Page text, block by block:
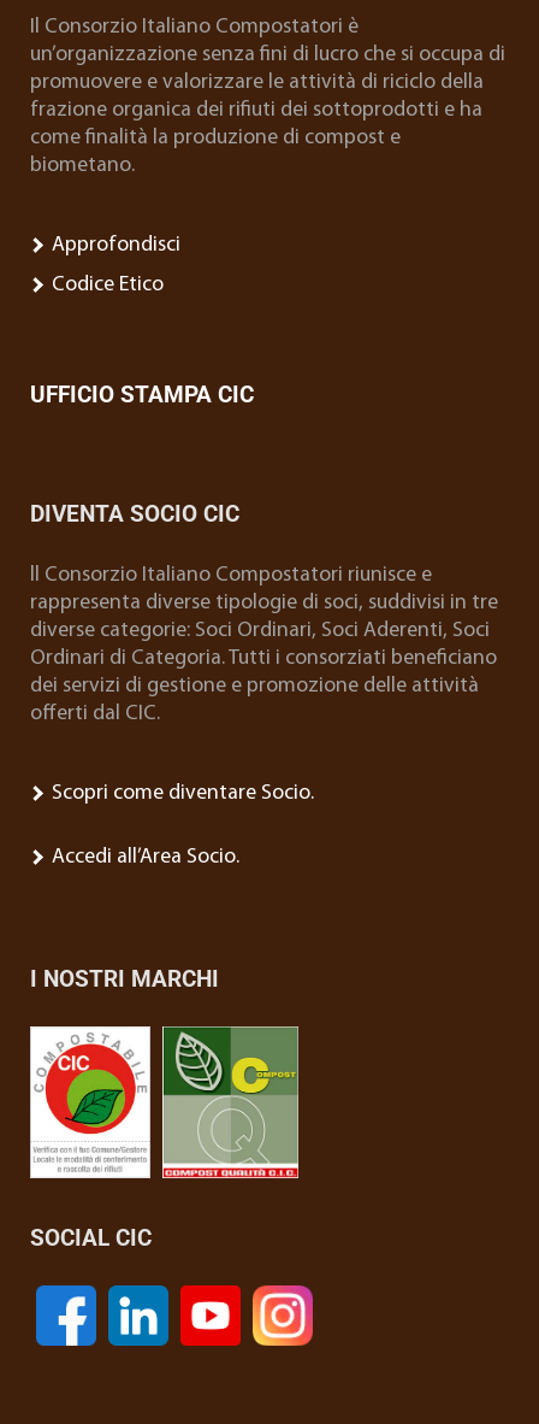
Il Consorzio Italiano Compostatori è
un’organizzazione senza fini di lucro che si occupa di
promuovere e valorizzare le attività di riciclo della
frazione organica dei rifiuti dei sottoprodotti e ha
come finalità la produzione di compost e
biometano.
Approfondisci
Codice Etico
UFFICIO STAMPA CIC
DIVENTA SOCIO CIC
ll Consorzio Italiano Compostatori riunisce e
rappresenta diverse tipologie di soci, suddivisi in tre
diverse categorie: Soci Ordinari, Soci Aderenti, Soci
Ordinari di Categoria. Tutti i consorziati beneficiano
dei servizi di gestione e promozione delle attività
offerti dal CIC.
Scopri come diventare Socio.
Accedi all’Area Socio.
I NOSTRI MARCHI
SOCIAL CIC